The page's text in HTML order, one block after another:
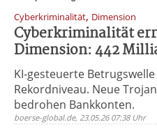
Cyberkriminalität, Dimension
Cyberkriminalität
Dimension: 442
KI-gesteuerte
Rekordniveau. Neue
bedrohen Bankkonten.
boerse-global.de, 23.05.26 07:38 Uhr